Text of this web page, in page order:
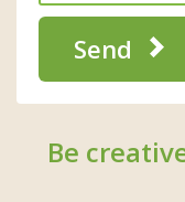
Send
Be